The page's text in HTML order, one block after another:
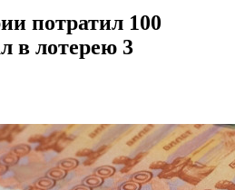
потратил 100
в лотерею 3